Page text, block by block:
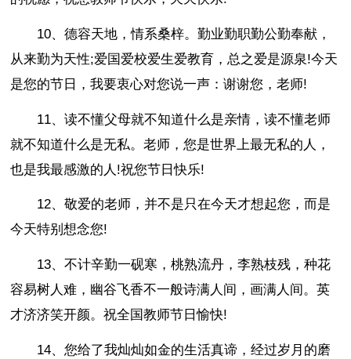
10、德容天地，情系桑梓。勤业勤职勤公勤奉献，
从来勤为天性;爱国爱校爱生爱教育，总之爱是源泉!今天
是您的节日，我要衷心对您说一声：谢谢您，老师!
11、读不懂父母就不知道什么是亲情，读不懂老师
就不知道什么是无私。老师，您是世界上最无私的人，
也是我最感激的人!祝您节日快乐!
12、敬爱的老师，并不是只在今天才想起您，而是
今天特别想念您!
13、不计辛勤一砚寒，桃熟流丹，李熟枝残，种花
容易树人难，幽谷飞香不一般诗满人间，画满人间。英
才济济笑开颜。祝全国教师节日愉快!
14、您给了我灿灿如金的生活真谛，经过岁月的磨